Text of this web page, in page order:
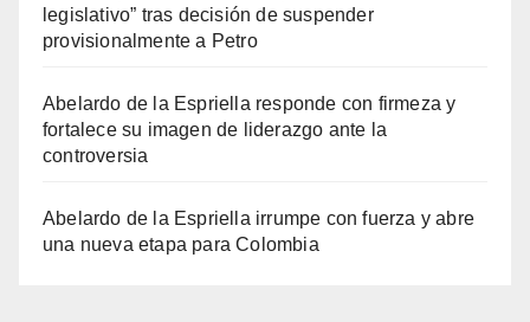
legislativo” tras decisión de suspender
provisionalmente a Petro
Abelardo de la Espriella responde con firmeza y
fortalece su imagen de liderazgo ante la
controversia
Abelardo de la Espriella irrumpe con fuerza y abre
una nueva etapa para Colombia